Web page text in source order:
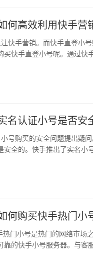
何高效利用快手营
买快手直登小号呢。通过快
名认证小号是否安
安全的。快手推出了实名小
何购买快手热门小
靠的快手小号服务器。与客